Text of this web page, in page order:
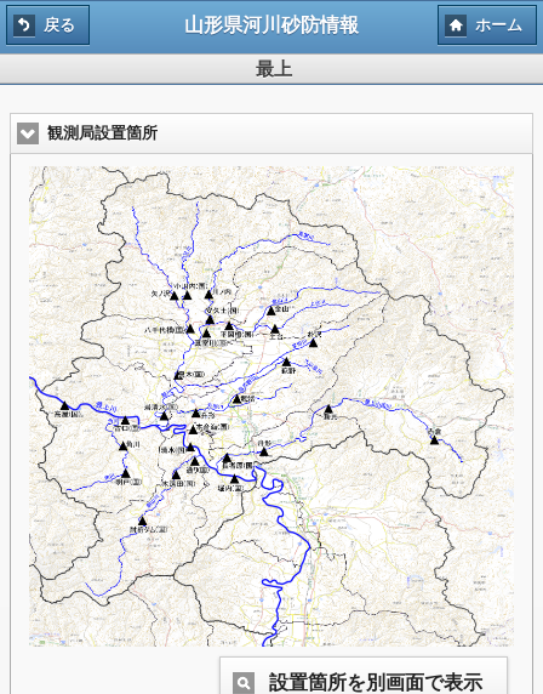
戻る 山形県河川砂防情報 ホーム
最上
観測局設置箇所
設置箇所を別画面で表示